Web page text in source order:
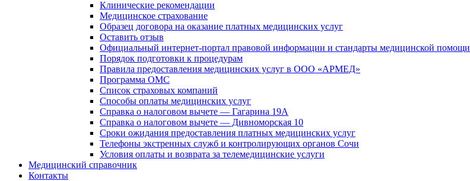
Клинические рекомендации
Медицинское страхование
Образец договора на оказание платных медицинских услуг
Оставить отзыв
Официальный интернет-портал правовой информации и стандарты медицинской помощи
Порядок подготовки к процедурам
Правила предоставления медицинских услуг в ООО «АРМЕД»
Программа ОМС
Список страховых компаний
Способы оплаты медицинских услуг
Справка о налоговом вычете — Гагарина 19А
Справка о налоговом вычете — Дивноморская 10
Сроки ожидания предоставления платных медицинских услуг
Телефоны экстренных служб и контролирующих органов Сочи
Условия оплаты и возврата за телемедицинские услуги
Медицинский справочник
Контакты